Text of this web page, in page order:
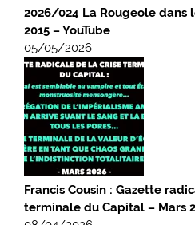
2026/024 La Rougeole dans
2015 – YouTube
05/05/2026
Francis Cousin : Gazette
terminale du Capital – Mars